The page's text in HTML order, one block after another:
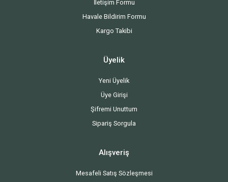
İletişim Formu
Havale Bildirim Formu
Kargo Takibi
Üyelik
Yeni Üyelik
Üye Girişi
Şifremi Unuttum
Sipariş Sorgula
Alışveriş
Mesafeli Satış Sözleşmesi